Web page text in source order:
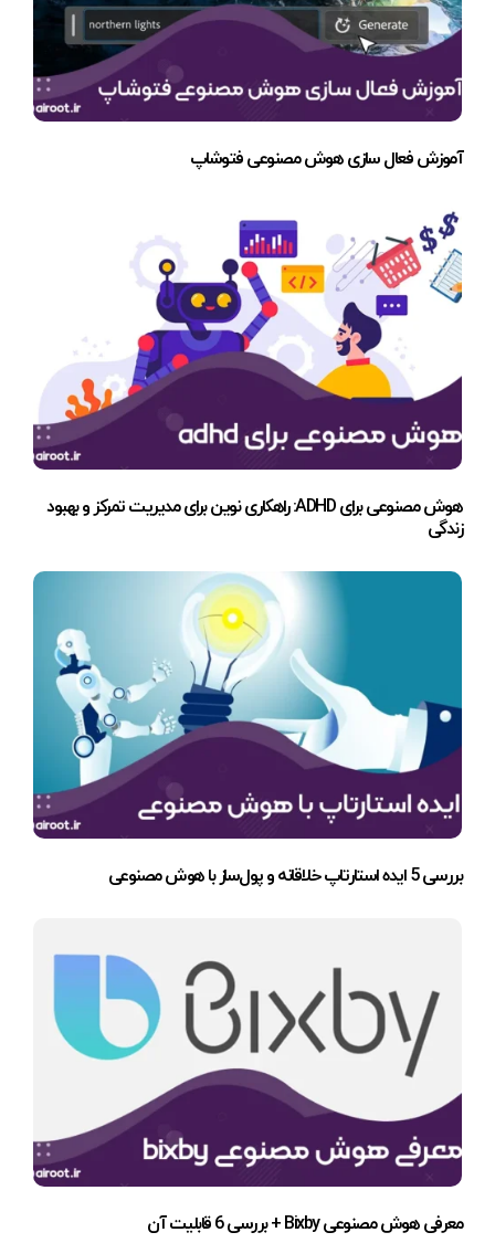
آموزش فعال سازی هوش مصنوعی فتوشاپ
هوش مصنوعی برای ADHD: راهکاری نوین برای مدیریت تمرکز و بهبود
زندگی
بررسی 5 ایده استارتاپ خلاقانه و پول‌ساز با هوش مصنوعی
معرفی هوش مصنوعی Bixby + بررسی 6 قابلیت آن